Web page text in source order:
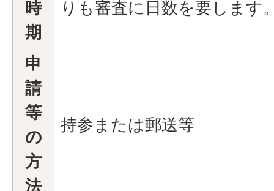
時
期
りも審査に日数を要します
申
請
等
の
方
法
持参または郵送等